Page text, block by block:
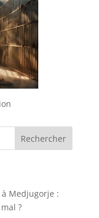
Rechercher
Medjugorje :
?